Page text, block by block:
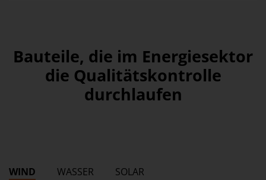
Bauteile, die im Energiesektor
die Qualitätskontrolle
durchlaufen
WIND WASSER SOLAR